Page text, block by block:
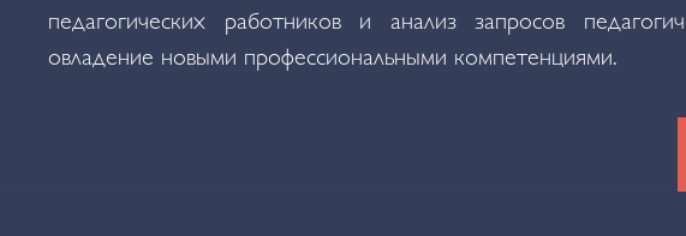
педагогических работников и анализ запросов
овладение новыми профессиональными компетенциями.